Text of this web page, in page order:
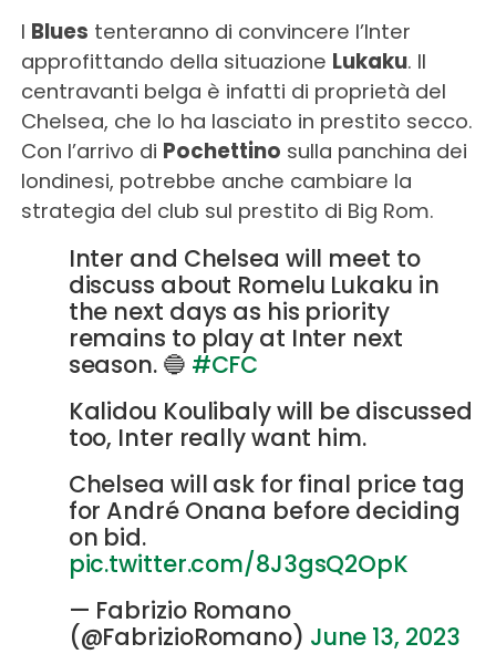
I Blues tenteranno di convincere l’Inter
approfittando della situazione Lukaku. Il
centravanti belga è infatti di proprietà del
Chelsea, che lo ha lasciato in prestito secco.
Con l’arrivo di Pochettino sulla panchina dei
londinesi, potrebbe anche cambiare la
strategia del club sul prestito di Big Rom.
Inter and Chelsea will meet to
discuss about Romelu Lukaku in
the next days as his priority
remains to play at Inter next
season. 🔵 #CFC
Kalidou Koulibaly will be discussed
too, Inter really want him.
Chelsea will ask for final price tag
for André Onana before deciding
on bid.
pic.twitter.com/8J3gsQ2OpK
— Fabrizio Romano
(@FabrizioRomano) June 13, 2023